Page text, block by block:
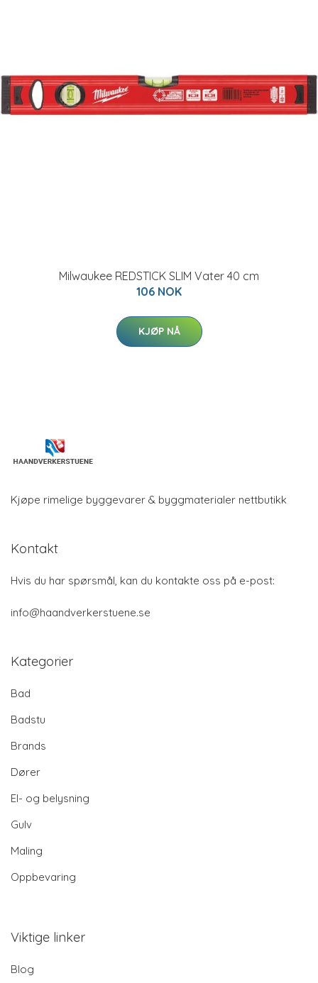
Milwaukee REDSTICK SLIM Vater 40 cm
106 NOK
KJØP NÅ
Kjøpe rimelige byggevarer & byggmaterialer nettbutikk
Kontakt
Hvis du har spørsmål, kan du kontakte oss på e-post:
info@haandverkerstuene.se
Kategorier
Bad
Badstu
Brands
Dører
El- og belysning
Gulv
Maling
Oppbevaring
Viktige linker
Blog